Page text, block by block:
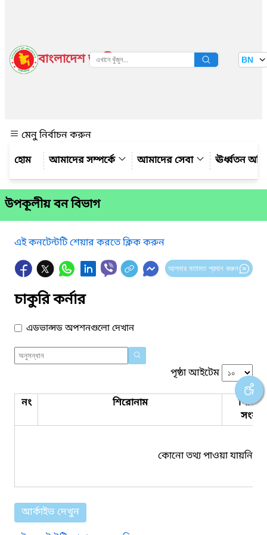
বাংলাদেশ জাতীয় তথ্য বাতায়ন BN
মেনু নির্বাচন করুন
আমাদের সম্পর্কে
আমাদের সেবা ঊর্ধ্বতন
উপকূলীয় বন বিভাগ
এই কনটেন্টটি শেয়ার করতে ক্লিক করুন
আপনার মতামত প্রদান করুন
চাকুরি কর্নার
এডভান্সড অপশনগুলো দেখান
পৃষ্ঠা আইটেম
নং শিরোনাম
কোনো তথ্য পাওয়া যায়নি।
আর্কাইভ দেখুন